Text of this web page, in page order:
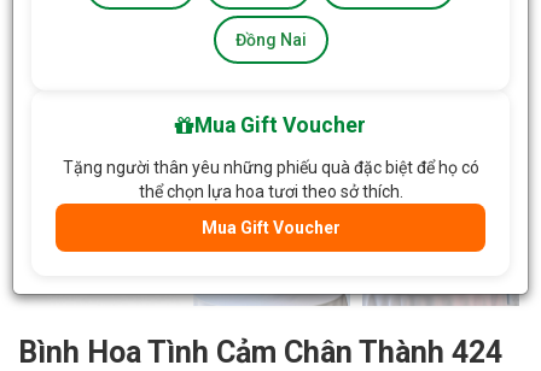
Bình Hoa Tình Cảm Chân Thành 424
Đồng Nai
Mua Gift Voucher
Tặng người thân yêu những phiếu quà đặc biệt để họ có
thể chọn lựa hoa tươi theo sở thích.
Mua Gift Voucher